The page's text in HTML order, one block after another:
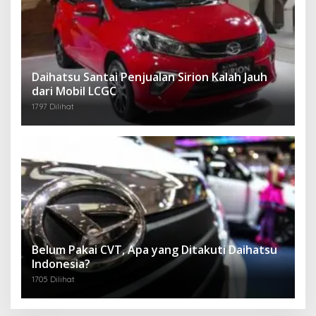
Daihatsu Santai Penjualan Sirion Kalah Jauh
dari Mobil LCGC
1797 Dilihat
Belum Pakai CVT, Apa yang Ditakuti Daihatsu
Indonesia?
1705 Dilihat